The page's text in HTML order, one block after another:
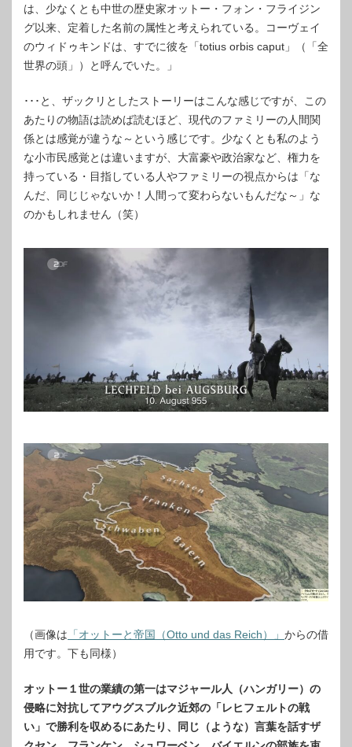
は、少なくとも中世の歴史家オットー・フォン・フライジン
グ以来、定着した名前の属性と考えられている。コーヴェイ
のウィドゥキンドは、すでに彼を「totius orbis caput」（「全
世界の頭」）と呼んでいた。」
･･･と、ザックリとしたストーリーはこんな感じですが、この
あたりの物語は読めば読むほど、現代のファミリーの人間関
係とは感覚が違うな～という感じです。少なくとも私のよう
な小市民感覚とは違いますが、大富豪や政治家など、権力を
持っている・目指している人やファミリーの視点からは「な
んだ、同じじゃないか！人間って変わらないもんだな～」な
のかもしれません（笑）
（画像は 「オットーと帝国（Otto und das Reich）」 からの借
用です。下も同様）
オットー１世の業績の第一はマジャール人（ハンガリー）の
侵略に対抗してアウグスブルク近郊の「レヒフェルトの戦
い」で勝利を収めるにあたり、同じ（ような）言葉を話すザ